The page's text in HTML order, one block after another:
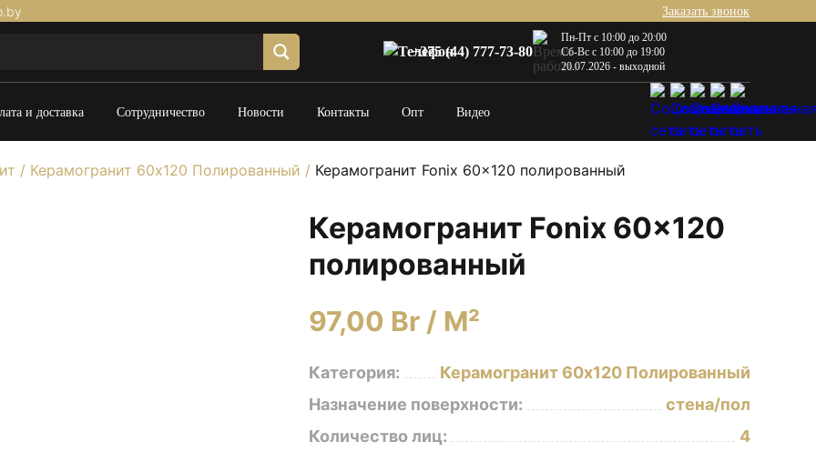
Заказать звонок
+375 (44) 777-73-80
Пн-Пт с 10:00 до 20:00
Сб-Вс с 10:00 до 19:00
20.07.2026 - выходной
и доставка Сотрудничество Новости Контакты Опт Видео
/ Керамогранит 60х120 Полированный / Керамогранит Fonix 60×120 полированный
Керамогранит Fonix 60×120
полированный
97,00 Br / M²
Категория:
Керамогранит 60х120 Полированный
Назначение поверхности:
стена/пол
Количество лиц:
4